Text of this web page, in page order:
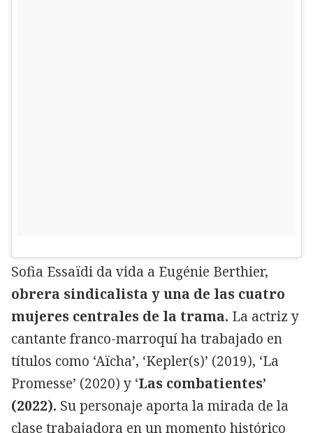
Sofia Essaïdi da vida a Eugénie Berthier,
obrera sindicalista y una de las cuatro
mujeres centrales de la trama. La actriz y
cantante franco-marroquí ha trabajado en
títulos como ‘Aïcha’, ‘Kepler(s)’ (2019), ‘La
Promesse’ (2020) y ‘Las combatientes’
(2022). Su personaje aporta la mirada de la
clase trabajadora en un momento histórico